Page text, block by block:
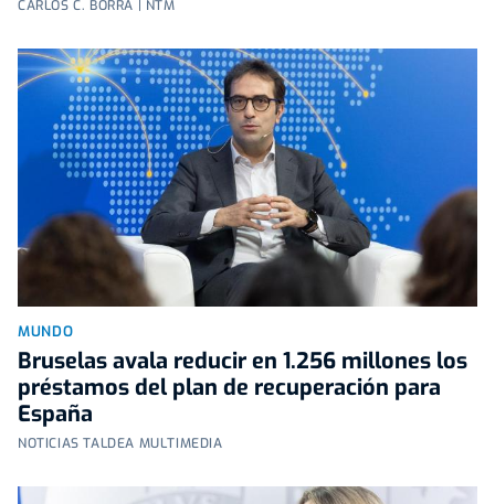
CARLOS C. BORRA | NTM
MUNDO
Bruselas avala reducir en 1.256 millones los
préstamos del plan de recuperación para
España
NOTICIAS TALDEA MULTIMEDIA